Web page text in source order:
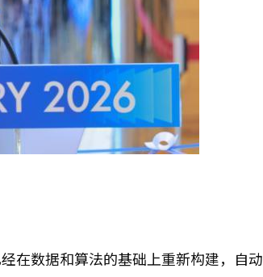
在数据和算法的基础上重新构建，自